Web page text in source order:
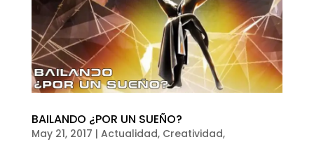
BAILANDO ¿POR UN SUEÑO?
May 21, 2017 | Actualidad, Creatividad,